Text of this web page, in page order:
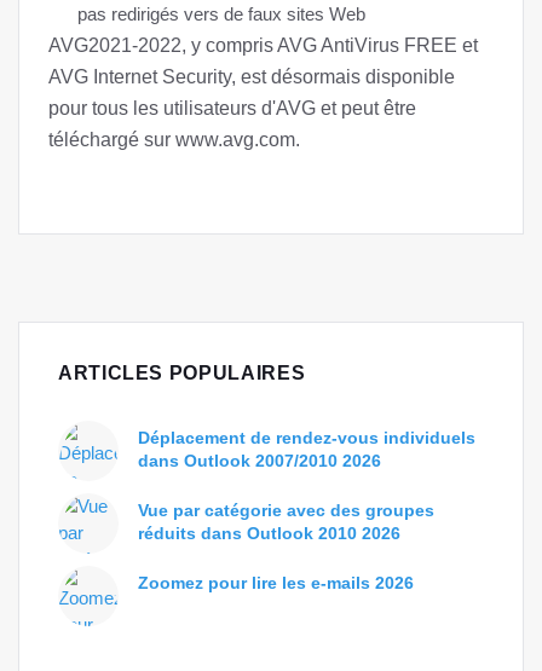
pas redirigés vers de faux sites Web
AVG2021-2022, y compris AVG AntiVirus FREE et
AVG Internet Security, est désormais disponible
pour tous les utilisateurs d'AVG et peut être
téléchargé sur www.avg.com.
ARTICLES POPULAIRES
Déplacement de rendez-vous individuels
dans Outlook 2007/2010 2026
Vue par catégorie avec des groupes
réduits dans Outlook 2010 2026
Zoomez pour lire les e-mails 2026